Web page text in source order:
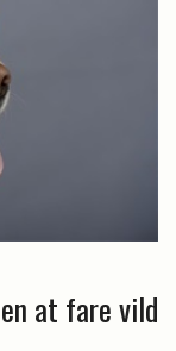
at fare vild